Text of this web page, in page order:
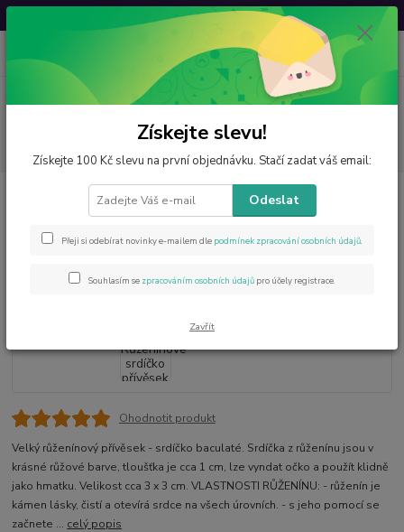
Svatovavřinecká sleva: 20 % s kódemVAVRINEC20
Menu
CZK 0
za
Minerály od A do Z Růženínové srdíčko přívěsek - 3 cm
Růženínové srdíčko přívěsek - 3
Ohodnotit produkt
Velký růženínový přívěsek - srdíčko baculaté. Srdíčka z růženínu jsou v
krásné růžové barve, tloušťka je cca 1 cm, lze vyndat očko a použít klidně
jako hmatku. Velikost cca 3 x 3 cm. VLASTNOSTI RŮŽENÍNU: - růženín je
kámen lásky, čistí a otevírá srdce na všech úrovních. - s jeho pomocí se
začnete ... celý popis
Získejte slevu!
Získejte 100 Kč slevu na první objednávku. Stačí zadat váš email:
Odeslat
Přeji si odebírat novinky e-mailem dle podmínek zpracování osobních údajů.
Souhlasím se zpracováním osobních údajů pro účely registrace.
Zavřít